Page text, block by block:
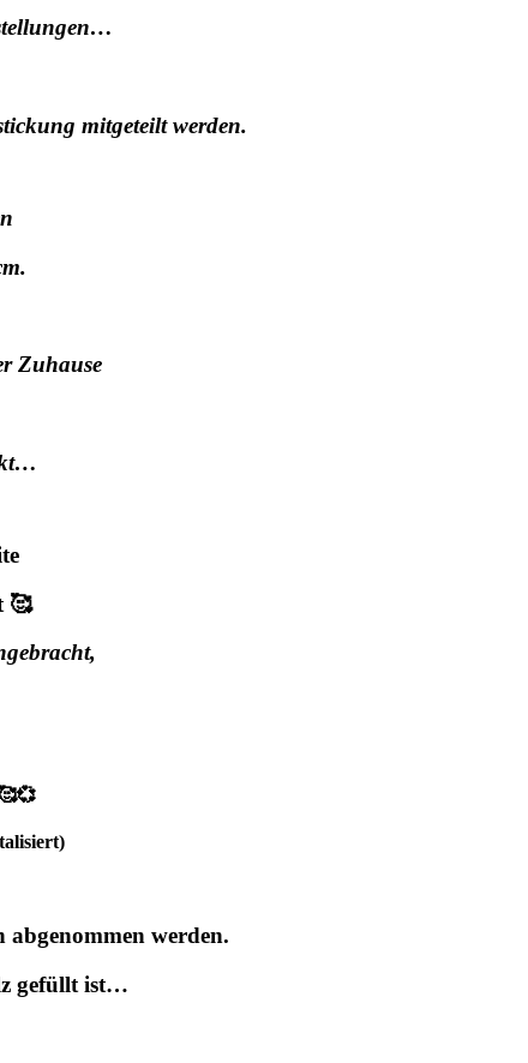
mitgeteilt werden.
Zuhause
🥰
abgenommen werden.
gefüllt ist…